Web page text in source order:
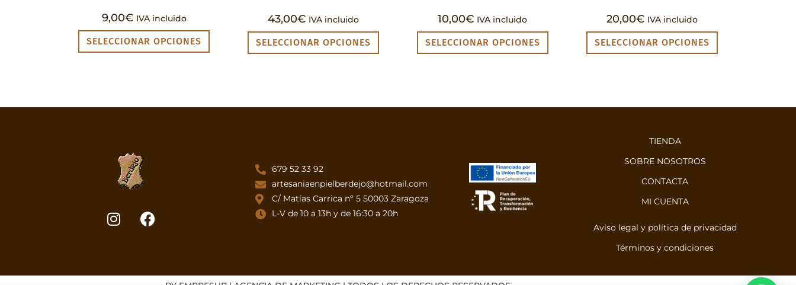
9,00€ IVA incluido
SELECCIONAR OPCIONES
43,00€ IVA incluido
SELECCIONAR OPCIONES
10,00€ IVA incluido
SELECCIONAR OPCIONES
20,00€ IVA incluido
SELECCIONAR OPCIONES
679 52 33 92
artesaniaenpielberdejo@hotmail.com
C/ Matías Carrica nº 5 50003 Zaragoza
L-V de 10 a 13h y de 16:30 a 20h
TIENDA
SOBRE NOSOTROS
CONTACTA
MI CUENTA
Aviso legal y política de privacidad
Términos y condiciones